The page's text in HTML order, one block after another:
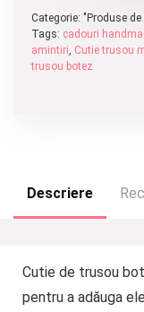
Categorie: "Produse de
Tags: cadouri
amintiri, Cutie trusou
trusou botez
Descriere
Cutie de trusou
pentru a adăuga